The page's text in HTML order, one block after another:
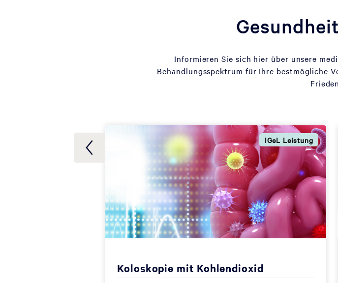
Informieren Sie sich hier über unsere
Behandlungsspektrum für Ihre bestmögliche
IGeL Leistung
Koloskopie mit Kohlendioxid